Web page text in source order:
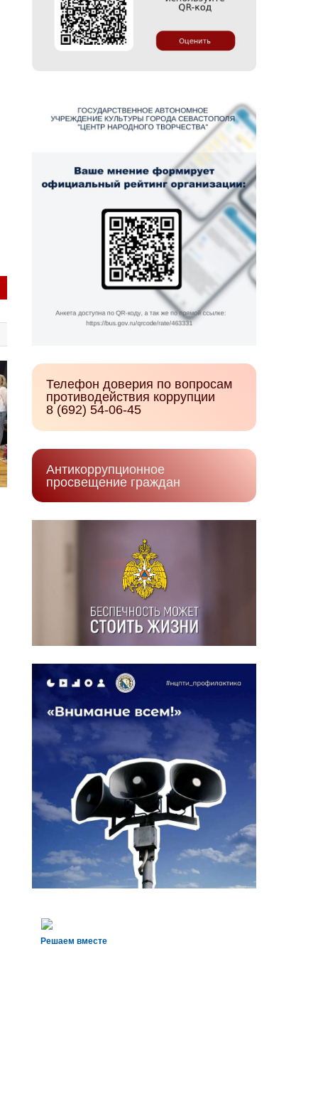
Телефон доверия по вопросам
противодействия коррупции
8 (692) 54-06-45
Антикоррупционное
просвещение граждан
Решаем вместе